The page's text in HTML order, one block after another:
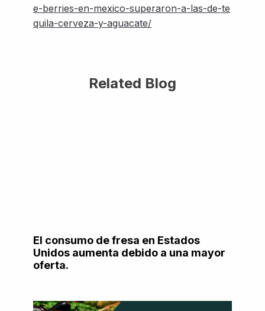
e-berries-en-mexico-superaron-a-las-de-te
quila-cerveza-y-aguacate/
Related Blog
El consumo de fresa en Estados
Unidos aumenta debido a una mayor
oferta.